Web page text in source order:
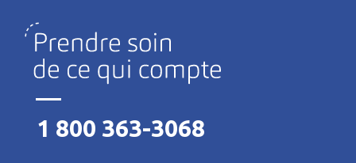
1 800 363-3068